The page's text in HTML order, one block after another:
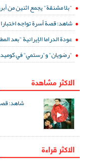
"بلا مشنقة" يجمع اثنين من
شاهد: قصة أسرة تواجه
عودة الدراما الإيرانية "بعد
"رضويان" و"رستمي" في
الاكثر مشاهدة
شاهد:
الاكثر قراءة